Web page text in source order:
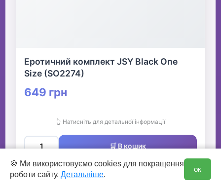
Еротичний комплект JSY Black One
Size (SO2274)
649 грн
👆 Натисніть для детальної інформації
🛒 В кошик
✅ Є в наявності
🍪 Ми використовуємо cookies для покращення
роботи сайту. Детальніше.
ок
0